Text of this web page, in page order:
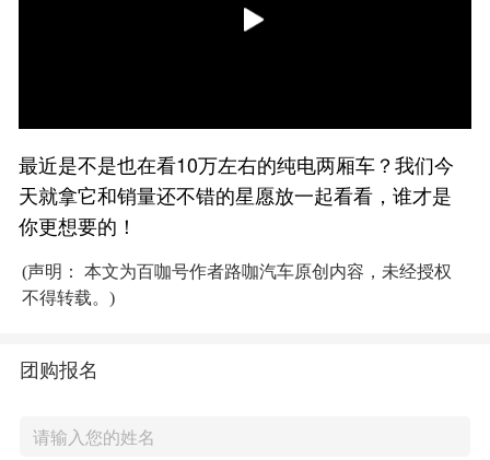
最近是不是也在看10万左右的纯电两厢车？我们今
天就拿它和销量还不错的星愿放一起看看，谁才是
你更想要的！
(声明： 本文为百咖号作者路咖汽车原创内容，未经授权
不得转载。)
团购报名